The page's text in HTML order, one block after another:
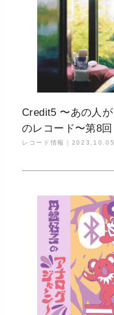
Credit5 〜あの人
のレコード〜第8
レコード情報｜